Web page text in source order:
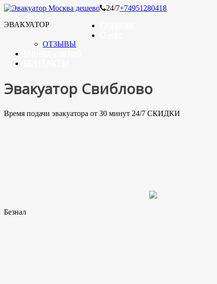
ЭВАКУАТОР
24/7+74951280418
ОТЗЫВЫ
Эвакуатор Свиблово
Время подачи эвакуатора от 30 минут 24/7 СКИДКИ
Безнал